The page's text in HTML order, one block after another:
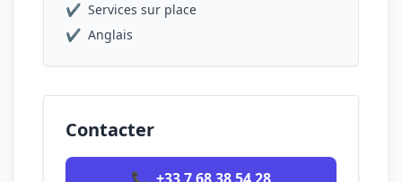
✔ Services sur place
✔ Anglais
Contacter